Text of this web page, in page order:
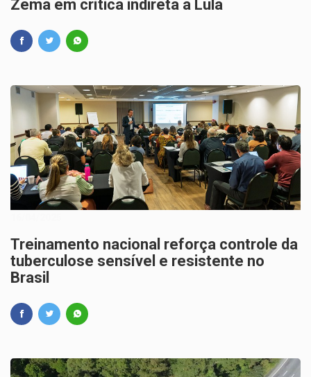
Zema em crítica indireta a Lula
Treinamento nacional reforça controle da
tuberculose sensível e resistente no
Brasil